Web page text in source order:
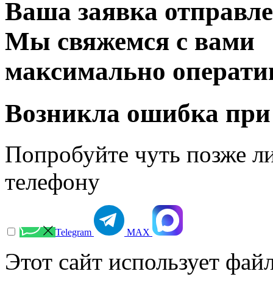
Ваша заявка
Мы свяжемся с вами
максимально
Возникла ошибка при
Попробуйте чуть позже
телефону
Telegram МАХ
Этот сайт использует